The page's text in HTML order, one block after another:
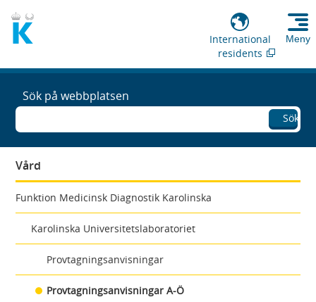
International
residents
Meny
Sök på webbplatsen
Sök
Vård
Funktion Medicinsk Diagnostik Karolinska
Karolinska Universitetslaboratoriet
Provtagningsanvisningar
Provtagningsanvisningar A-Ö